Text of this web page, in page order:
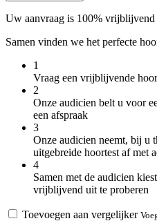
Uw aanvraag is 100% vrijblijvend
Samen vinden we het perfecte
1
Vraag een vrijblijvende
2
Onze audicien belt u voor
een afspraak
3
Onze audicien neemt, bij u
uitgebreide hoortest af met
4
Samen met de audicien
vrijblijvend uit te proberen
Toevoegen aan vergelijker